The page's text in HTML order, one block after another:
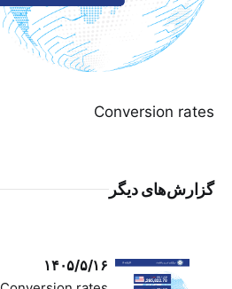
Conversion rates
گزارش‌های دیگر
۱۴۰۵/۵/۱۶